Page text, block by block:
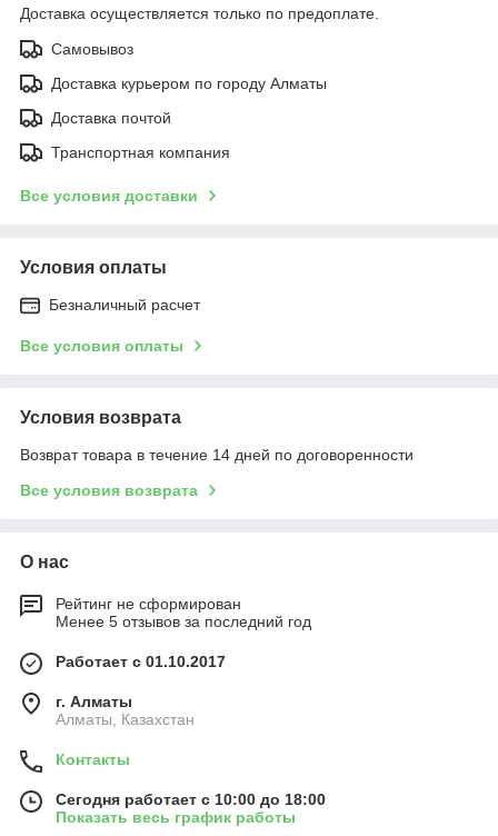
Доставка осуществляется только по предоплате.
Самовывоз
Доставка курьером по городу Алматы
Доставка почтой
Транспортная компания
Все условия доставки
Условия оплаты
Безналичный расчет
Все условия оплаты
Условия возврата
Возврат товара в течение 14 дней по договоренности
Все условия возврата
О нас
Рейтинг не сформирован
Менее 5 отзывов за последний год
Работает с 01.10.2017
г. Алматы
Алматы, Казахстан
Контакты
Сегодня работает с 10:00 до 18:00
Показать весь график работы